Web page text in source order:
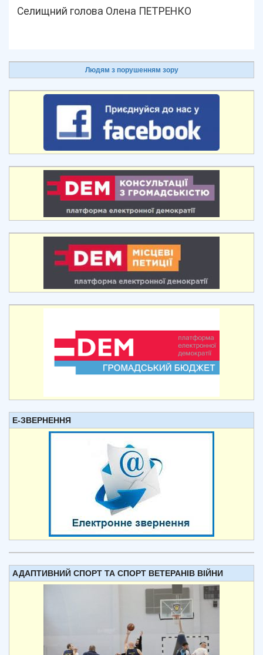
Селищний голова Олена ПЕТРЕНКО
Людям з порушенням зору
Е-ЗВЕРНЕННЯ
АДАПТИВНИЙ СПОРТ ТА СПОРТ ВЕТЕРАНІВ ВІЙНИ